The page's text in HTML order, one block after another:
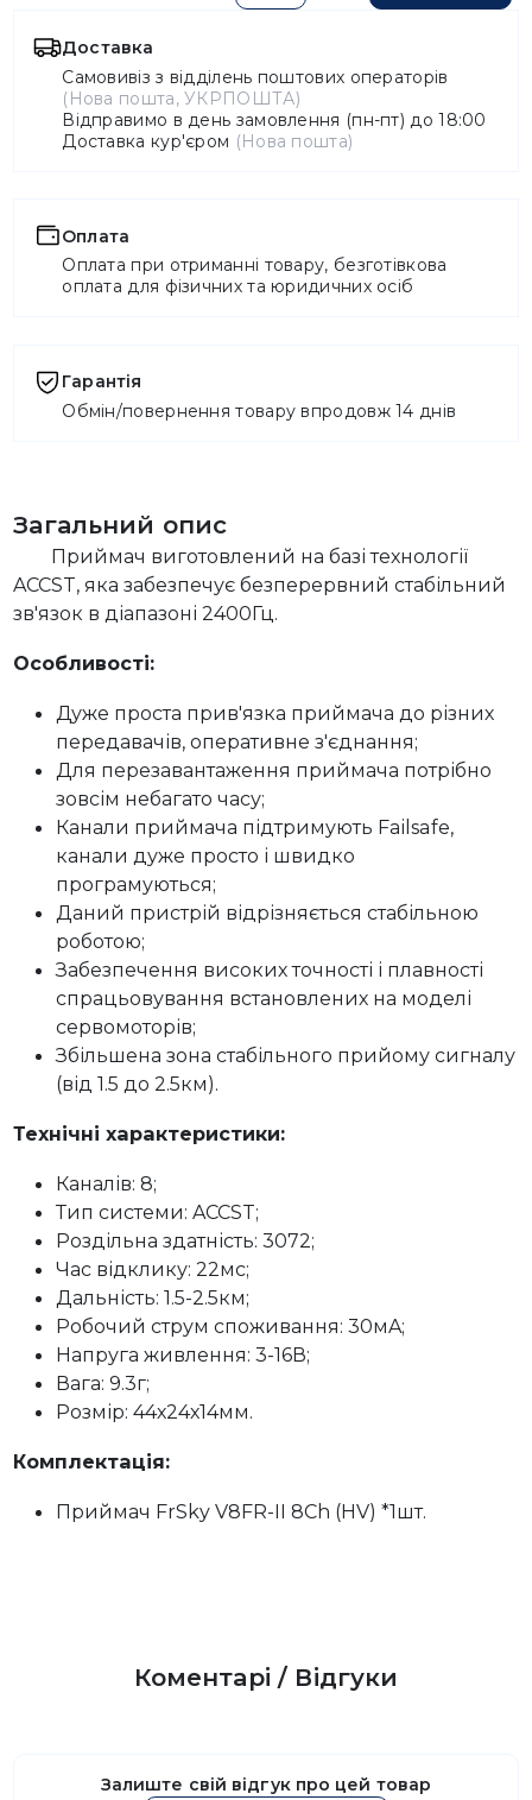
Доставка
Самовивіз з відділень поштових операторів
(Нова пошта, УКРПОШТА)
Відправимо в день замовлення (пн-пт) до 18:00
Доставка кур'єром (Нова пошта)
Оплата
Оплата при отриманні товару, безготівкова
оплата для фізичних та юридичних осіб
Гарантія
Обмін/повернення товару впродовж 14 днів
Загальний опис
Приймач виготовлений на базі технології
ACCST, яка забезпечує безперервний стабільний
зв'язок в діапазоні 2400Гц.
Особливості:
Дуже проста прив'язка приймача до різних
передавачів, оперативне з'єднання;
Для перезавантаження приймача потрібно
зовсім небагато часу;
Канали приймача підтримують Failsafe,
канали дуже просто і швидко
програмуються;
Даний пристрій відрізняється стабільною
роботою;
Забезпечення високих точності і плавності
спрацьовування встановлених на моделі
сервомоторів;
Збільшена зона стабільного прийому сигналу
(від 1.5 до 2.5км).
Технічні характеристики:
Каналів: 8;
Тип системи: ACCST;
Роздільна здатність: 3072;
Час відклику: 22мс;
Дальність: 1.5-2.5км;
Робочий струм споживання: 30мA;
Напруга живлення: 3-16В;
Вага: 9.3г;
Розмір: 44х24х14мм.
Комплектація:
Приймач FrSky V8FR-II 8Ch (HV) *1шт.
Коментарі / Відгуки
Залиште свій відгук про цей товар